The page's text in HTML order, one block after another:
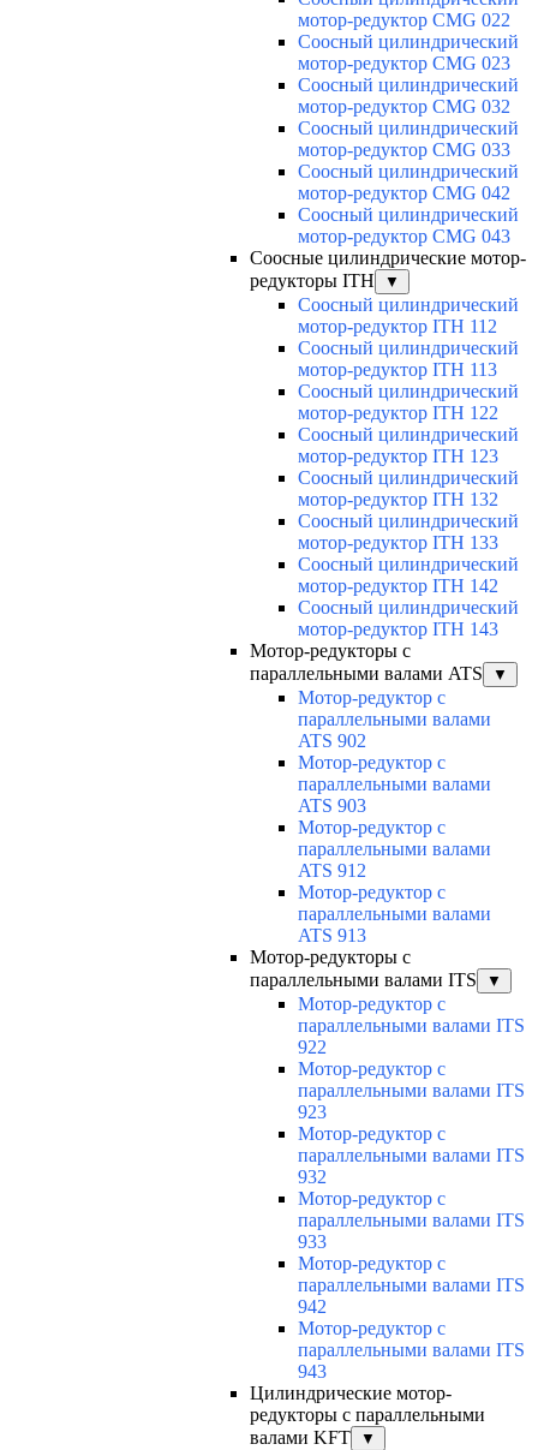
мотор-редуктор CMG 022
Соосный цилиндрический
мотор-редуктор CMG 023
Соосный цилиндрический
мотор-редуктор CMG 032
Соосный цилиндрический
мотор-редуктор CMG 033
Соосный цилиндрический
мотор-редуктор CMG 042
Соосный цилиндрический
мотор-редуктор CMG 043
Соосные цилиндрические мотор-
редукторы ITH
▼
Соосный цилиндрический
мотор-редуктор ITH 112
Соосный цилиндрический
мотор-редуктор ITH 113
Соосный цилиндрический
мотор-редуктор ITH 122
Соосный цилиндрический
мотор-редуктор ITH 123
Соосный цилиндрический
мотор-редуктор ITH 132
Соосный цилиндрический
мотор-редуктор ITH 133
Соосный цилиндрический
мотор-редуктор ITH 142
Соосный цилиндрический
мотор-редуктор ITH 143
Мотор-редукторы с
параллельными валами ATS
▼
Мотор-редуктор с
параллельными валами
ATS 902
Мотор-редуктор с
параллельными валами
ATS 903
Мотор-редуктор с
параллельными валами
ATS 912
Мотор-редуктор с
параллельными валами
ATS 913
Мотор-редукторы с
параллельными валами ITS
▼
Мотор-редуктор с
параллельными валами ITS
922
Мотор-редуктор с
параллельными валами ITS
923
Мотор-редуктор с
параллельными валами ITS
932
Мотор-редуктор с
параллельными валами ITS
933
Мотор-редуктор с
параллельными валами ITS
942
Мотор-редуктор с
параллельными валами ITS
943
Цилиндрические мотор-
редукторы с параллельными
валами KFT
▼